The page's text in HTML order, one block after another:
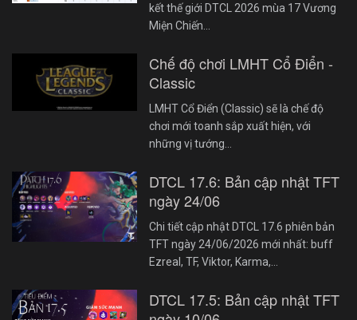
kết thế giới DTCL 2026 mùa 17 Vương
Miện Chiến…
Chế độ chơi LMHT Cổ Điển -
Classic
LMHT Cổ Điển (Classic) sẽ là chế độ
chơi mới toanh sắp xuất hiện, với
những vị tướng…
DTCL 17.6: Bản cập nhật TFT
ngày 24/06
Chi tiết cập nhật DTCL 17.6 phiên bản
TFT ngày 24/06/2026 mới nhất: buff
Ezreal, TF, Viktor, Karma,…
DTCL 17.5: Bản cập nhật TFT